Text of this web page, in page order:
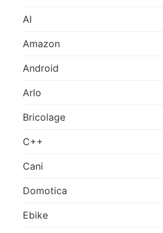
AI
Amazon
Android
Arlo
Bricolage
C++
Cani
Domotica
Ebike